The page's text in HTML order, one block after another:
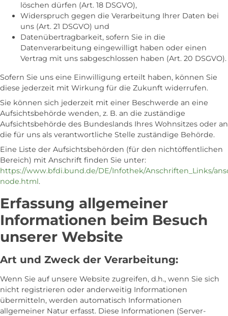
löschen dürfen (Art. 18 DSGVO),
Widerspruch gegen die Verarbeitung Ihrer Daten bei
uns (Art. 21 DSGVO) und
Datenübertragbarkeit, sofern Sie in die
Datenverarbeitung eingewilligt haben oder einen
Vertrag mit uns sabgeschlossen haben (Art. 20 DSGVO).
Sofern Sie uns eine Einwilligung erteilt haben, können Sie
diese jederzeit mit Wirkung für die Zukunft widerrufen.
Sie können sich jederzeit mit einer Beschwerde an eine
Aufsichtsbehörde wenden, z. B. an die zuständige
Aufsichtsbehörde des Bundeslands Ihres Wohnsitzes oder an
die für uns als verantwortliche Stelle zuständige Behörde.
Eine Liste der Aufsichtsbehörden (für den nichtöffentlichen
Bereich) mit Anschrift finden Sie unter:
https://www.bfdi.bund.de/DE/Infothek/Anschriften_Links/
node.html.
Erfassung allgemeiner
Informationen beim Besuch
unserer Website
Art und Zweck der Verarbeitung:
Wenn Sie auf unsere Website zugreifen, d.h., wenn Sie sich
nicht registrieren oder anderweitig Informationen
übermitteln, werden automatisch Informationen
allgemeiner Natur erfasst. Diese Informationen (Server-